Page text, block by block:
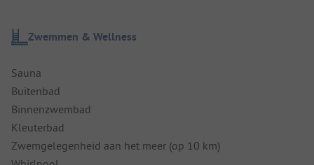
Zwemmen & Wellness
Sauna
Buitenbad
Binnenzwembad
Kleuterbad
Zwemgelegenheid aan het meer (op 10 km)